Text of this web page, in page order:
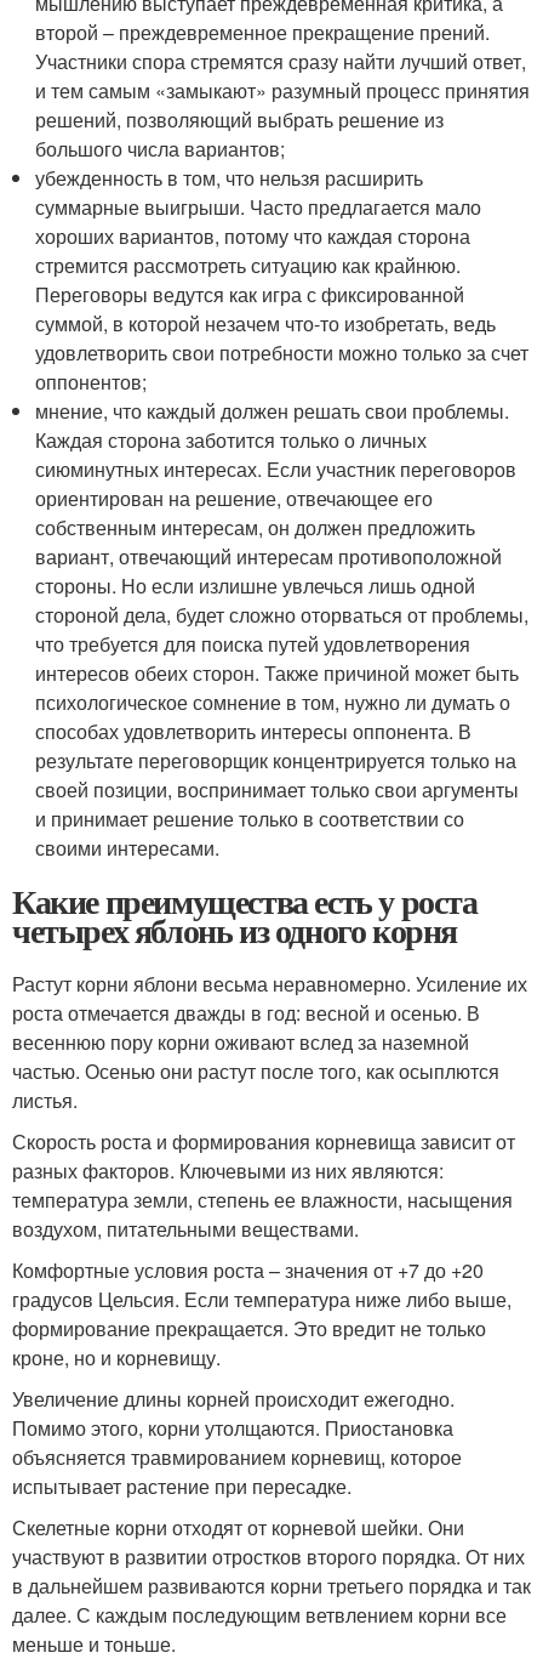
второй – преждевременное прекращение прений.
Участники спора стремятся сразу найти лучший ответ,
и тем самым «замыкают» разумный процесс принятия
решений, позволяющий выбрать решение из
большого числа вариантов;
убежденность в том, что нельзя расширить
суммарные выигрыши. Часто предлагается мало
хороших вариантов, потому что каждая сторона
стремится рассмотреть ситуацию как крайнюю.
Переговоры ведутся как игра с фиксированной
суммой, в которой незачем что-то изобретать, ведь
удовлетворить свои потребности можно только за счет
оппонентов;
мнение, что каждый должен решать свои проблемы.
Каждая сторона заботится только о личных
сиюминутных интересах. Если участник переговоров
ориентирован на решение, отвечающее его
собственным интересам, он должен предложить
вариант, отвечающий интересам противоположной
стороны. Но если излишне увлечься лишь одной
стороной дела, будет сложно оторваться от проблемы,
что требуется для поиска путей удовлетворения
интересов обеих сторон. Также причиной может быть
психологическое сомнение в том, нужно ли думать о
способах удовлетворить интересы оппонента. В
результате переговорщик концентрируется только на
своей позиции, воспринимает только свои аргументы
и принимает решение только в соответствии со
своими интересами.
Какие преимущества есть у роста
четырех яблонь из одного корня
Растут корни яблони весьма неравномерно. Усиление их
роста отмечается дважды в год: весной и осенью. В
весеннюю пору корни оживают вслед за наземной
частью. Осенью они растут после того, как осыплются
листья.
Скорость роста и формирования корневища зависит от
разных факторов. Ключевыми из них являются:
температура земли, степень ее влажности, насыщения
воздухом, питательными веществами.
Комфортные условия роста – значения от +7 до +20
градусов Цельсия. Если температура ниже либо выше,
формирование прекращается. Это вредит не только
кроне, но и корневищу.
Увеличение длины корней происходит ежегодно.
Помимо этого, корни утолщаются. Приостановка
объясняется травмированием корневищ, которое
испытывает растение при пересадке.
Скелетные корни отходят от корневой шейки. Они
участвуют в развитии отростков второго порядка. От них
в дальнейшем развиваются корни третьего порядка и так
далее. С каждым последующим ветвлением корни все
меньше и тоньше.